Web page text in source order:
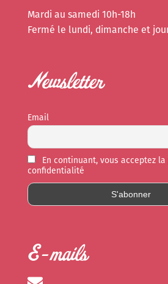
Mardi au samedi 10h-18h
Fermé le lundi, dimanche et
Newsletter
Email
En continuant, vous acceptez
confidentialité
E-mails